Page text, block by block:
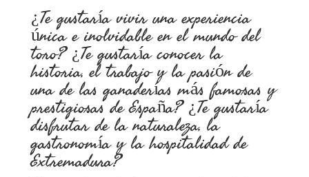
¿Te gustaría vivir una experiencia
única e inolvidable en el mundo del
toro? ¿Te gustaría conocer la
historia, el trabajo y la pasión de
una de las ganaderías más famosas y
prestigiosas de España? ¿Te gustaría
disfrutar de la naturaleza, la
gastronomía y la hospitalidad de
Extremadura?